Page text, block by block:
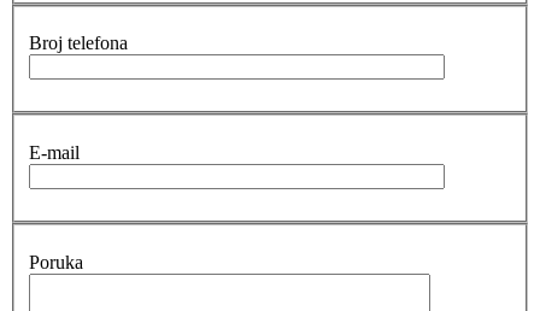
Broj telefona
E-mail
Poruka